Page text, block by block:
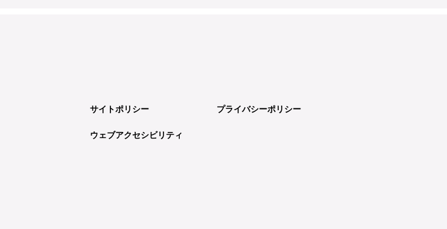
サイトポリシー プライバシーポリシー
ウェブアクセシビリティ